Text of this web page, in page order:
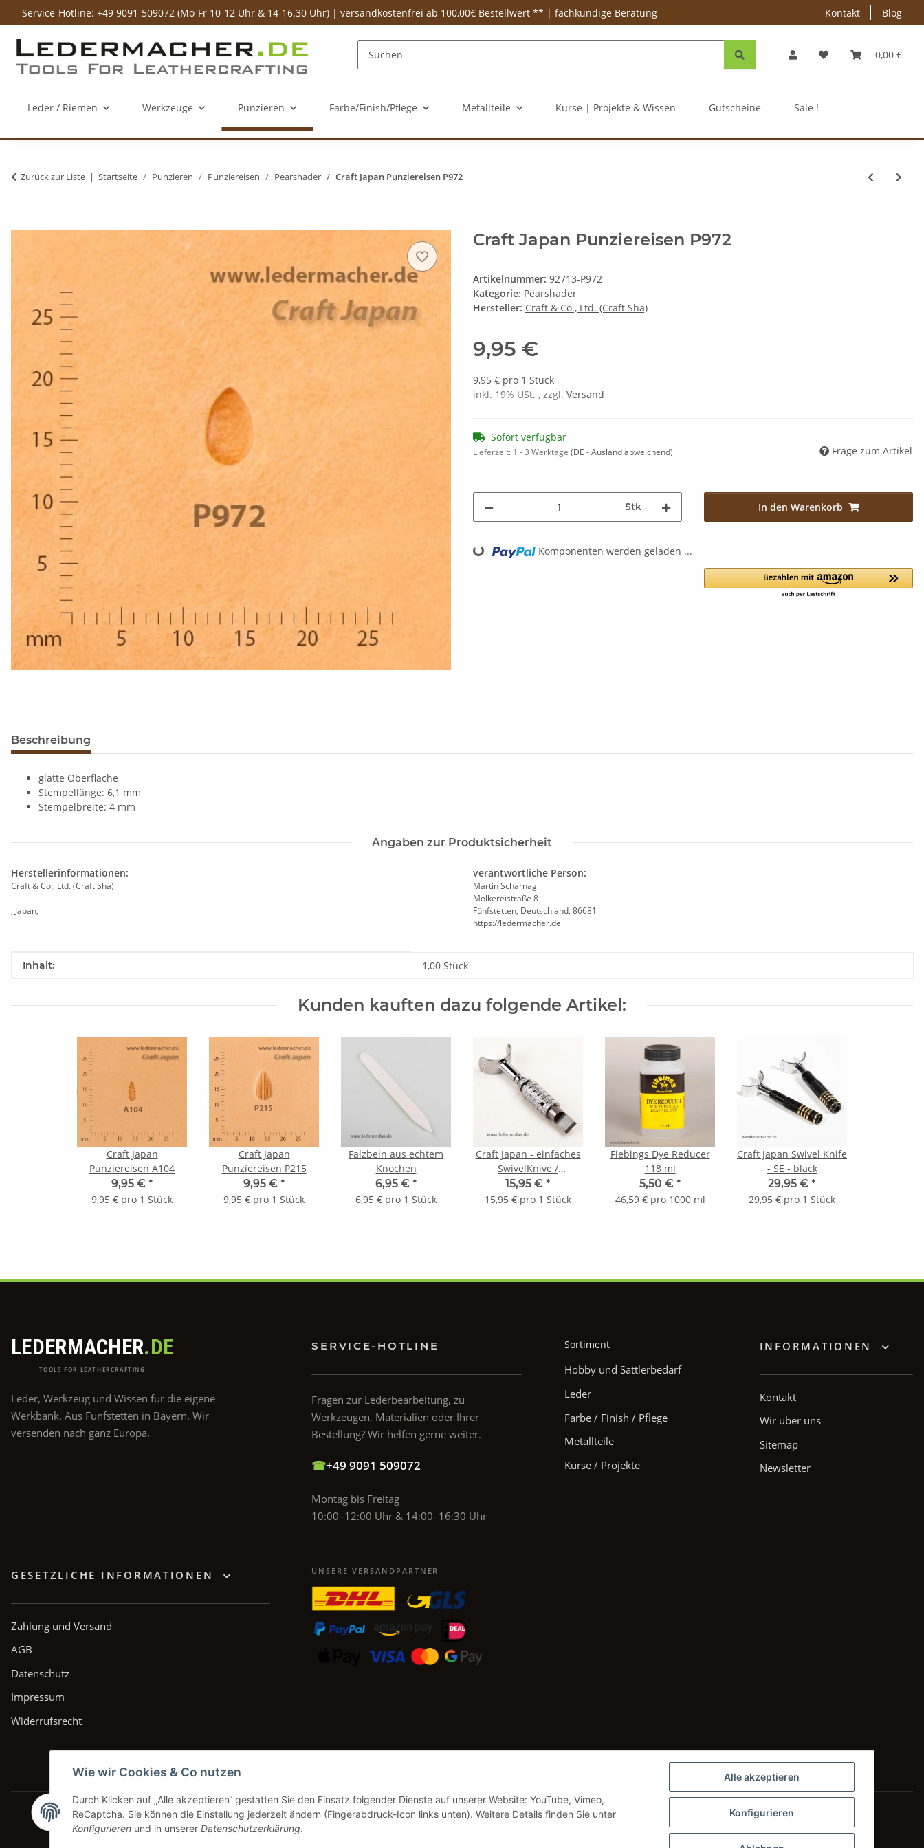
Alle akzeptieren
Konfigurieren
Wie wir Cookies & Co nutzen
Durch Klicken auf „Alle akzeptieren“ gestatten Sie den Einsatz folgender Dienste auf unserer Website: YouTube, Vimeo,
ReCaptcha. Sie können die Einstellung jederzeit ändern (Fingerabdruck-Icon links unten). Weitere Details finden Sie unter
Konfigurieren und in unserer Datenschutzerklärung.
Service-Hotline: +49 9091-509072 (Mo-Fr 10-12 Uhr & 14-16.30 Uhr) | versandkostenfrei ab 100,00€ Bestellwert ** | fachkundige Beratung Kontakt Blog
0,00 €
Leder / Riemen Werkzeuge Punzieren Farbe/Finish/Pflege Metallteile Kurse | Projekte & Wissen Gutscheine Sale !
Zurück zur Liste Startseite Punzieren Punziereisen Pearshader Craft Japan Punziereisen P972
Craft Japan Punziereisen P972
Artikelnummer: 92713-P972
Kategorie: Pearshader
Hersteller: Craft & Co., Ltd. (Craft Sha)
9,95 €
9,95 € pro 1 Stück
inkl. 19% USt. , zzgl. Versand
Sofort verfügbar
Lieferzeit: 1 - 3 Werktage (DE - Ausland abweichend) Frage zum Artikel
Stk In den Warenkorb
Loading... Komponenten werden geladen ...
Beschreibung
glatte Oberfläche
Stempellänge: 6,1 mm
Stempelbreite: 4 mm
Angaben zur Produktsicherheit
Herstellerinformationen:
Craft & Co., Ltd. (Craft Sha)
, Japan,
verantwortliche Person:
Martin Scharnagl
Molkereistraße 8
Fünfstetten, Deutschland, 86681
https://ledermacher.de
Produkteigenschaft
Wert
Inhalt: 1,00 Stück
Kunden kauften dazu folgende Artikel:
Craft Japan
Punziereisen A104
9,95 € *
9,95 € pro 1 Stück
Craft Japan
Punziereisen P215
9,95 € *
9,95 € pro 1 Stück
Falzbein aus echtem
Knochen
6,95 € *
6,95 € pro 1 Stück
Craft Japan - einfaches
SwivelKnive /
Kurvenmesser
15,95 € *
15,95 € pro 1 Stück
Fiebings Dye Reducer
118 ml
5,50 € *
46,59 € pro 1000 ml
Craft Japan Swivel Knife
- SE - black
29,95 € *
29,95 € pro 1 Stück
LEDERMACHER.DE
TOOLS FOR LEATHERCRAFTING
Leder, Werkzeug und Wissen für die eigene
Werkbank. Aus Fünfstetten in Bayern. Wir
versenden nach ganz Europa.
SERVICE-HOTLINE
Fragen zur Lederbearbeitung, zu
Werkzeugen, Materialien oder Ihrer
Bestellung? Wir helfen gerne weiter.
☎+49 9091 509072
Montag bis Freitag
10:00–12:00 Uhr & 14:00–16:30 Uhr
Sortiment
Hobby und Sattlerbedarf
Leder
Farbe / Finish / Pflege
Metallteile
Kurse / Projekte
INFORMATIONEN
Kontakt
Wir über uns
Sitemap
Newsletter
GESETZLICHE INFORMATIONEN
Zahlung und Versand
AGB
Datenschutz
Impressum
Widerrufsrecht
UNSERE VERSANDPARTNER